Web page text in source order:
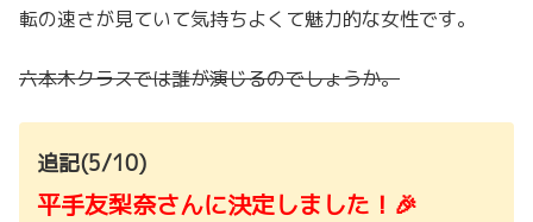
転の速さが見ていて気持ちよくて魅力的な女性です。
六本木クラスでは誰が演じるのでしょうか。
追記(5/10)
平手友梨奈さんに決定しました！🎉